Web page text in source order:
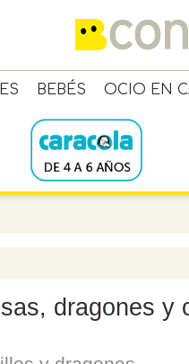
BEBÉS OCIO EN
dragones y